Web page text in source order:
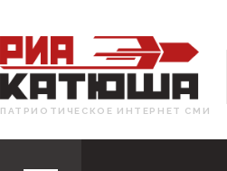
ПАТРИОТИЧЕСКОЕ ИНТЕРНЕТ СМИ